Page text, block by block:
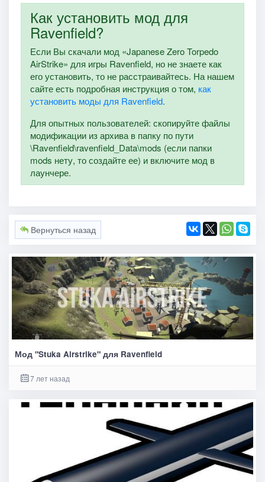
Как установить мод для
Ravenfield?
Если Вы скачали мод «Japanese Zero Torpedo
AirStrike» для игры Ravenfield, но не знаете как
его установить, то не расстраивайтесь. На нашем
сайте есть подробная инструкция о том, как
установить моды для Ravenfield.
Для опытных пользователей: скопируйте файлы
модификации из архива в папку по пути
\Ravenfield\ravenfield_Data\mods (если папки
mods нету, то создайте ее) и включите мод в
лаунчере.
Вернуться назад
Мод "Stuka Airstrike" для Ravenfield
7 лет назад